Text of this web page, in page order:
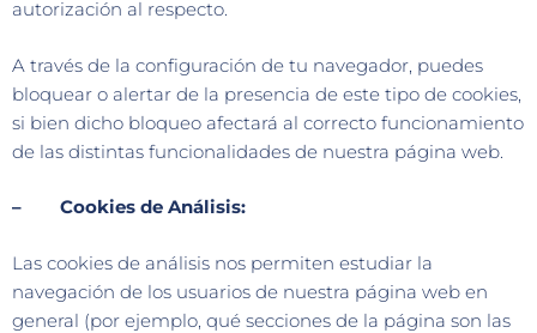
autorización al respecto.
A través de la configuración de tu navegador, puedes
bloquear o alertar de la presencia de este tipo de cookies,
si bien dicho bloqueo afectará al correcto funcionamiento
de las distintas funcionalidades de nuestra página web.
– Cookies de Análisis:
Las cookies de análisis nos permiten estudiar la
navegación de los usuarios de nuestra página web en
general (por ejemplo, qué secciones de la página son las